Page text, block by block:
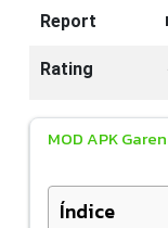
Report
Rating
MOD APK
Índice